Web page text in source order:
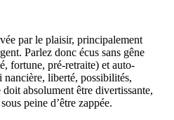
par le plaisir, principalement
Parlez donc écus sans gêne
fortune, pré-retraite) et auto-
liberté, possibilités,
absolument être divertissante,
peine d’être zappée.